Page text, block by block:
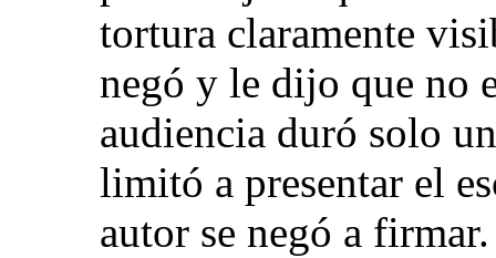
tortura claramente
negó y le dijo que no
audiencia duró solo
limitó a presentar el
autor se negó a firmar.